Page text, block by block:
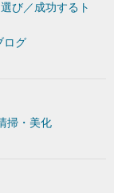
び／成功するト
ログ
掃・美化